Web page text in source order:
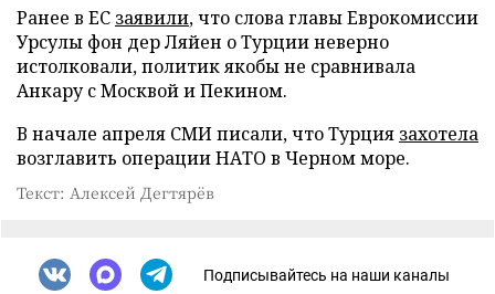
Ранее в ЕС заявили, что слова главы Еврокомиссии
Урсулы фон дер Ляйен о Турции неверно
истолковали, политик якобы не сравнивала
Анкару с Москвой и Пекином.
В начале апреля СМИ писали, что Турция захотела
возглавить операции НАТО в Черном море.
Текст: Алексей Дегтярёв
Подписывайтесь на наши каналы